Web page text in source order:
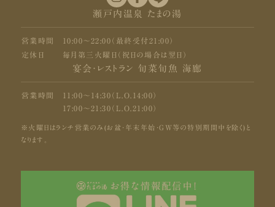
瀬戸内温泉 たまの湯
営業時間
10:00〜22:00（最終受付21:00）
定休日
毎月第三火曜日（祝日の場合は翌日）
宴会・レストラン 旬菜旬魚 海廊
営業時間
11:00〜14:30（L.O.14:00）
17:00〜21:30（L.O.21:00）
※火曜日はランチ営業のみ(お盆・年末年始・GW等の特別期間中を除く)と
なります。